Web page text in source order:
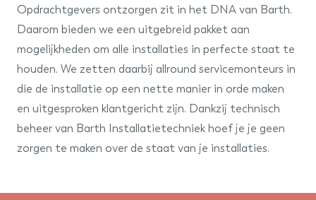
barth
installatiegroep
Opdrachtgevers ontzorgen zit in het DNA van Barth.
Daarom bieden we een uitgebreid pakket aan
mogelijkheden om alle installaties in perfecte staat te
houden. We zetten daarbij allround servicemonteurs in
die de installatie op een nette manier in orde maken
en uitgesproken klantgericht zijn. Dankzij technisch
beheer van Barth Installatietechniek hoef je je geen
zorgen te maken over de staat van je installaties.